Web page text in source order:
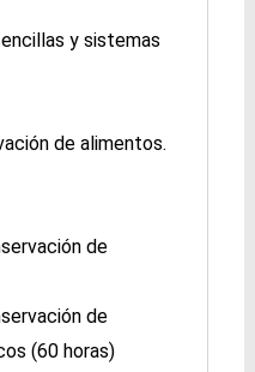
y sistemas
de alimentos.
de
de
(60 horas)